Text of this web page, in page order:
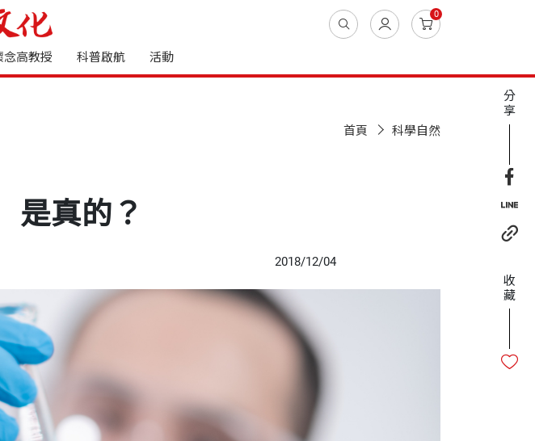
0
念高教授 科普啟航 活動
首頁 科學自然
是真的？
2018/12/04
分
享
收
藏